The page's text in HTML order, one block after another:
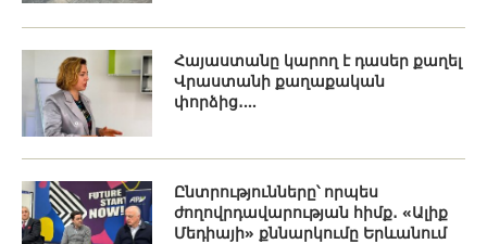
Հայաստանը կարող է դասեր քաղել
Վրաստանի քաղաքական
փորձից․...
Ընտրությունները՝ որպես
ժողովրդավարության հիմք․ «Ալիք
Մեդիայի» քննարկումը Երևանում